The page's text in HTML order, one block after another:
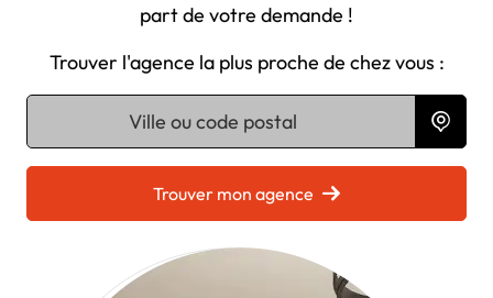
part de votre demande !
Trouver l'agence la plus proche de chez vous :
Chargement...
Trouver mon agence